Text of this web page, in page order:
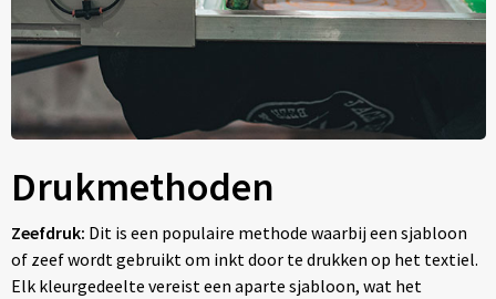
Drukmethoden
Zeefdruk: Dit is een populaire methode waarbij een sjabloon
of zeef wordt gebruikt om inkt door te drukken op het textiel.
Elk kleurgedeelte vereist een aparte sjabloon, wat het